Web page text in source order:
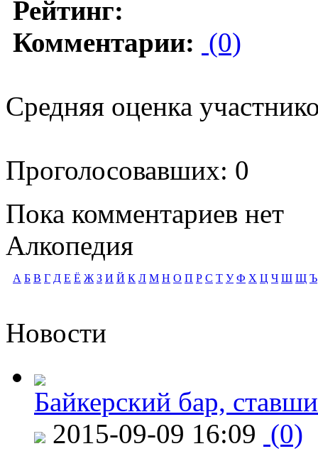
Рейтинг:
Комментарии: (0)
Средняя оценка
Проголосовавших: 0
Пока комментариев нет
Алкопедия
А Б В Г Д Е Ё Ж З И Й К Л М Н О П Р С Т У Ф Х Ц Ч Ш Щ Ъ
Новости
Байкерский бар,
2015-09-09 16:09 (0)